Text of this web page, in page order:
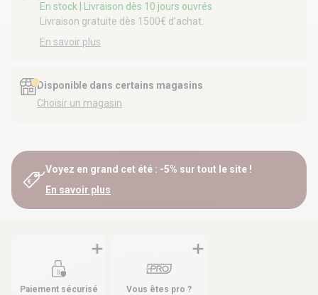
En stock
| Livraison dès 10 jours ouvrés
Livraison gratuite dès 1500€ d’achat.
En savoir plus
Disponible dans certains magasins
Choisir un magasin
Voyez en grand cet été : -5% sur tout le site !
En savoir plus
Paiement sécurisé
Vous êtes pro ?